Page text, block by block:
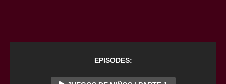
EPISODES: